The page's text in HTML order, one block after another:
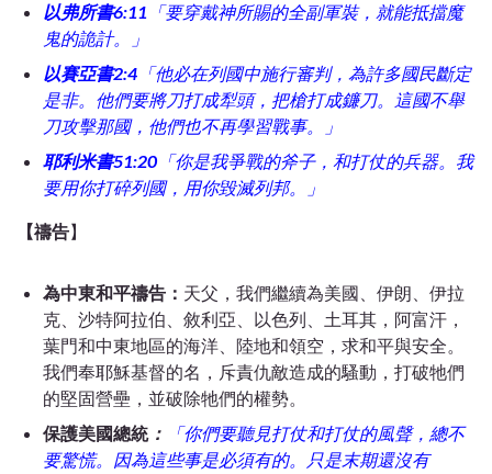
以弗所書6:11 「要穿戴神所賜的全副軍裝，就能抵擋魔
鬼的詭計。」
以賽亞書2:4 「他必在列國中施行審判，為許多國民斷定
是非。他們要將刀打成犁頭，把槍打成鐮刀。這國不舉
刀攻擊那國，他們也不再學習戰事。」
耶利米書51:20 「你是我爭戰的斧子，和打仗的兵器。我
要用你打碎列國，用你毀滅列邦。」
【禱告】
為中東和平禱告： 天父，我們繼續為美國、伊朗、伊拉
克、沙特阿拉伯、敘利亞、以色列、土耳其，阿富汗，
葉門和中東地區的海洋、陸地和領空，求和平與安全。
我們奉耶穌基督的名，斥責仇敵造成的騷動，打破牠們
的堅固營壘，並破除牠們的權勢。
保護美國總統： 「你們要聽見打仗和打仗的風聲，總不
要驚慌。因為這些事是必須有的。只是末期還沒有